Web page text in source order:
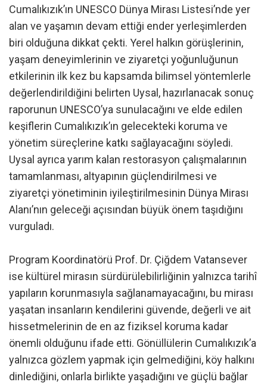
Cumalıkızık’ın UNESCO Dünya Mirası Listesi’nde yer
alan ve yaşamın devam ettiği ender yerleşimlerden
biri olduğuna dikkat çekti. Yerel halkın görüşlerinin,
yaşam deneyimlerinin ve ziyaretçi yoğunluğunun
etkilerinin ilk kez bu kapsamda bilimsel yöntemlerle
değerlendirildiğini belirten Uysal, hazırlanacak sonuç
raporunun UNESCO’ya sunulacağını ve elde edilen
keşiflerin Cumalıkızık’ın gelecekteki koruma ve
yönetim süreçlerine katkı sağlayacağını söyledi.
Uysal ayrıca yarım kalan restorasyon çalışmalarının
tamamlanması, altyapının güçlendirilmesi ve
ziyaretçi yönetiminin iyileştirilmesinin Dünya Mirası
Alanı’nın geleceği açısından büyük önem taşıdığını
vurguladı.
Program Koordinatörü Prof. Dr. Çiğdem Vatansever
ise kültürel mirasın sürdürülebilirliğinin yalnızca tarihî
yapıların korunmasıyla sağlanamayacağını, bu mirası
yaşatan insanların kendilerini güvende, değerli ve ait
hissetmelerinin de en az fiziksel koruma kadar
önemli olduğunu ifade etti. Gönüllülerin Cumalıkızık’a
yalnızca gözlem yapmak için gelmediğini, köy halkını
dinlediğini, onlarla birlikte yaşadığını ve güçlü bağlar